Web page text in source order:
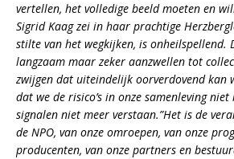
vertellen, het volledige beeld moeten en
Sigrid Kaag zei in haar prachtige
stilte van het wegkijken, is onheilspellend.
langzaam maar zeker aanzwellen tot
zwijgen dat uiteindelijk oorverdovend kan
dat we de risico’s in onze samenleving
signalen niet meer verstaan.”Het is de
de NPO, van onze omroepen, van onze
producenten, van onze partners en